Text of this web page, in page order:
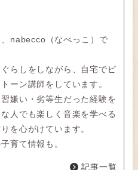
nabecco（なべっこ）で
らしをしながら、自宅でピ
ーン講師をしています。
嫌い・劣等生だった経験を
人でも楽しく音楽を学べる
を心がけています。
育て情報も。
記事一覧